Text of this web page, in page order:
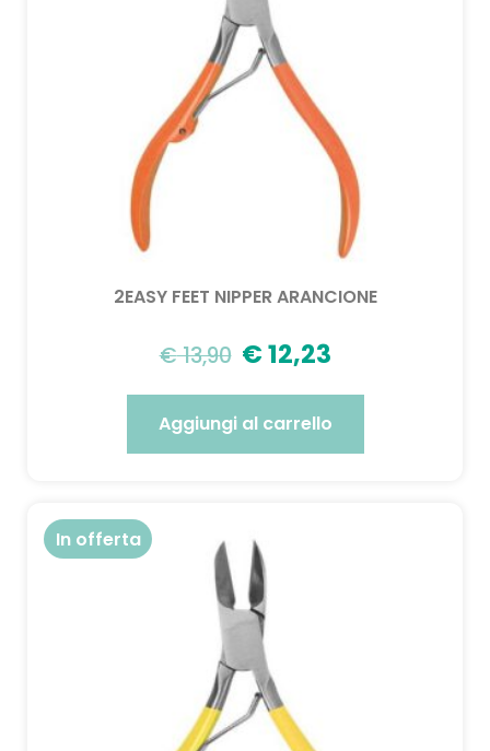
2EASY FEET NIPPER ARANCIONE
€13,90 €12,23
Aggiungi al carrello
In offerta